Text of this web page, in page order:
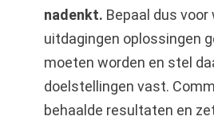
nadenkt. Bepaal dus voor
uitdagingen oplossingen
moeten worden en stel
doelstellingen vast.
behaalde resultaten en